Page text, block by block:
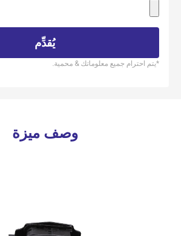
يُقدِّم
*يتم احترام جميع معلوماتك & محمية.
وصف ميزة